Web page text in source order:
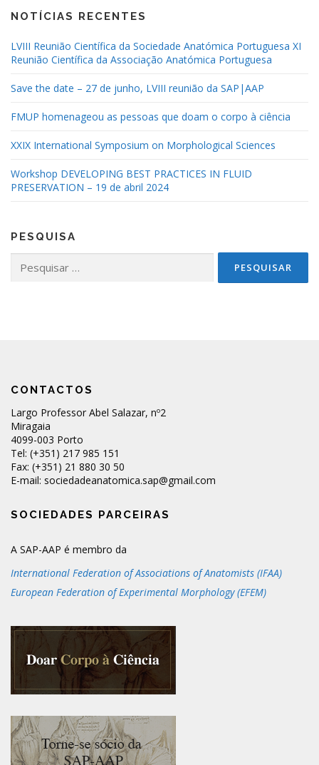
NOTÍCIAS RECENTES
LVIII Reunião Científica da Sociedade Anatómica Portuguesa XI
Reunião Científica da Associação Anatómica Portuguesa
Save the date – 27 de junho, LVIII reunião da SAP|AAP
FMUP homenageou as pessoas que doam o corpo à ciência
XXIX International Symposium on Morphological Sciences
Workshop DEVELOPING BEST PRACTICES IN FLUID
PRESERVATION – 19 de abril 2024
PESQUISA
por:
CONTACTOS
Largo Professor Abel Salazar, nº2
Miragaia
4099-003 Porto
Tel: (+351) 217 985 151
Fax: (+351) 21 880 30 50
E-mail: sociedadeanatomica.sap@gmail.com
SOCIEDADES PARCEIRAS
A SAP-AAP é membro da
International Federation of Associations of Anatomists (IFAA)
European Federation of Experimental Morphology (EFEM)